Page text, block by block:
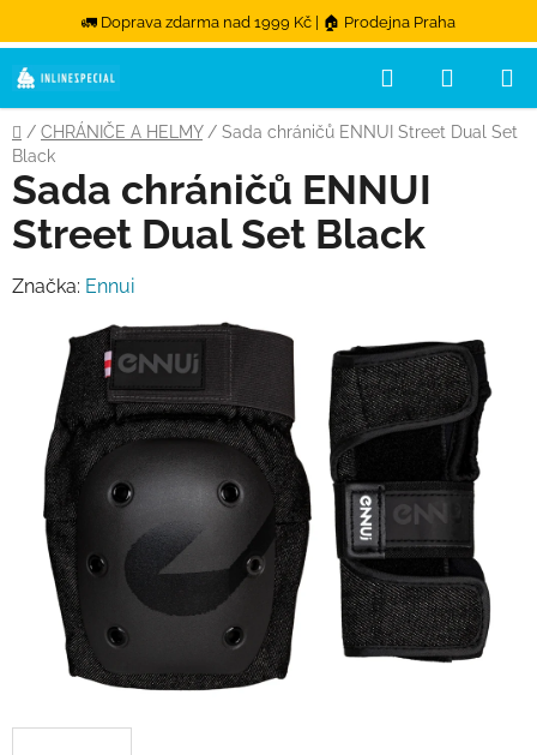
🚛 Doprava zdarma nad 1999 Kč | 🏠 Prodejna Praha
Přejít na obsah
Hledat
Domů
/ CHRÁNIČE A HELMY / Sada chráničů ENNUI Street Dual Set
Black
Sada chráničů ENNUI
Street Dual Set Black
Značka: Ennui